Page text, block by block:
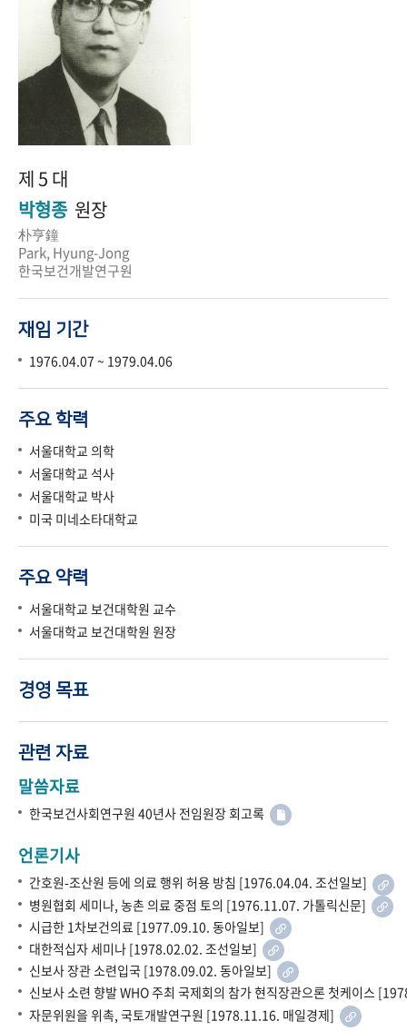
제 5 대
박형종 원장
朴亨鐘
Park, Hyung-Jong
한국보건개발연구원
재임 기간
1976.04.07 ~ 1979.04.06
주요 학력
서울대학교 의학
서울대학교 석사
서울대학교 박사
미국 미네소타대학교
주요 약력
서울대학교 보건대학원 교수
서울대학교 보건대학원 원장
경영 목표
관련 자료
말씀자료
한국보건사회연구원 40년사 전임원장 회고록
언론기사
간호원-조산원 등에 의료 행위 허용 방침 [1976.04.04. 조선일보]
병원협회 세미나, 농촌 의료 중점 토의 [1976.11.07. 가톨릭신문]
시급한 1차보건의료 [1977.09.10. 동아일보]
대한적십자 세미나 [1978.02.02. 조선일보]
신보사 장관 소련입국 [1978.09.02. 동아일보]
신보사 소련 향발 WHO 주최 국제회의 참가 현직장관으론 첫케이스
자문위원을 위촉, 국토개발연구원 [1978.11.16. 매일경제]